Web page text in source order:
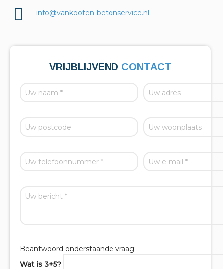
info@vankooten-betonservice.nl
VRIJBLIJVEND CONTACT
Beantwoord onderstaande vraag:
Wat is 3+5?